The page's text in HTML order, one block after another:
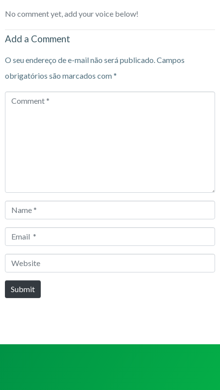
No comment yet, add your voice below!
Add a Comment
O seu endereço de e-mail não será publicado.Campos
obrigatórios são marcados com*
Comment
Name
Email
Website
Submit